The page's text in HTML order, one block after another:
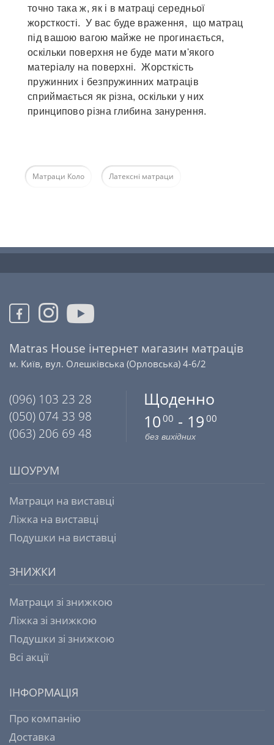
точно така ж, як і в матраці середньої
жорсткості. У вас буде враження, що матрац
під вашою вагою майже не прогинається,
оскільки поверхня не буде мати м'якого
матеріалу на поверхні. Жорсткість
пружинних і безпружинних матраців
сприймається як різна, оскільки у них
принципово різна глибина занурення.
Матраци Коло Латексні матраци
Matras House інтернет магазин матраців
м. Київ, вул. Олешківська (Орловська) 4-6/2
(096) 103 23 28
(050) 074 33 98
(063) 206 69 48
Щоденно
10 00 - 19 00
без вихідних
ШОУРУМ
Матраци на виставці
Ліжка на виставці
Подушки на виставці
ЗНИЖКИ
Матраци зі знижкою
Ліжка зі знижкою
Подушки зі знижкою
Всі акції
ІНФОРМАЦІЯ
Про компанію
Доставка